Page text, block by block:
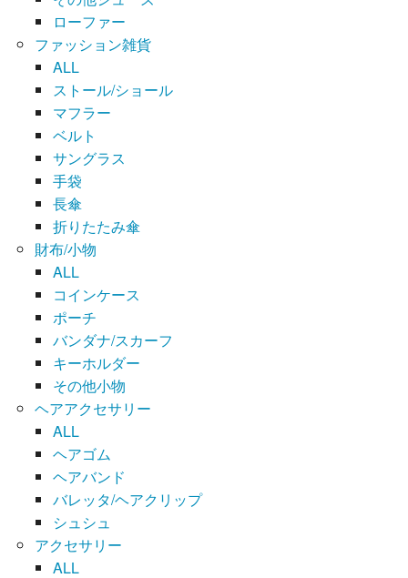
ローファー
ファッション雑貨
ALL
ストール/ショール
マフラー
ベルト
サングラス
手袋
長傘
折りたたみ傘
財布/小物
ALL
コインケース
ポーチ
バンダナ/スカーフ
キーホルダー
その他小物
ヘアアクセサリー
ALL
ヘアゴム
ヘアバンド
バレッタ/ヘアクリップ
シュシュ
アクセサリー
ALL